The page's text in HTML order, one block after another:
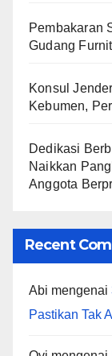
Pembakaran
Gudang
Konsul
Kebumen,
Dedikasi
Naikkan
Anggota
Recent
Abi mengenai
Pastikan Tak